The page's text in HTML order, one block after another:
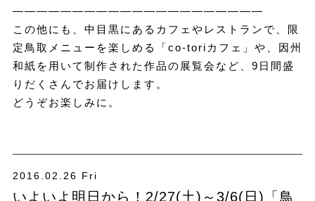
—————————————————————
この他にも、中目黒にあるカフェやレストランで、限
定鳥取メニューを楽しめる「co-toriカフェ」や、因州
和紙を用いて制作された作品の展覧会など、9日間盛
りだくさんでお届けします。
どうぞお楽しみに。
2016.02.26 Fri
いよいよ明日から！2/27(土)～3/6(日)「鳥